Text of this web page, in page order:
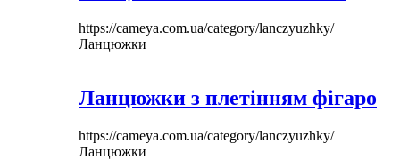
https://cameya.com.ua/category/lanczyuzhky/
Ланцюжки
Ланцюжки з плетінням фігаро
https://cameya.com.ua/category/lanczyuzhky/
Ланцюжки